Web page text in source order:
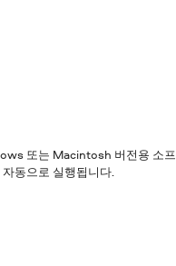
또는 Macintosh 버전용 소
동으로 실행됩니다.